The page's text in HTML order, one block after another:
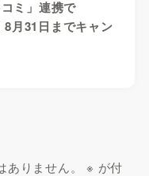
ミ」連携で
月31日までキャン
りません。 ※ が付